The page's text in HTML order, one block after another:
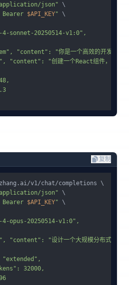
json" \
$API_KEY" \
sonnet-20250514-v1:0",
"content": "你是一个高效的开发助手
"content": "创建一个React组件，实现
复制
v1/chat/completions \
json" \
$API_KEY" \
opus-20250514-v1:0",
"content": "设计一个大规模分布式系统
32000,